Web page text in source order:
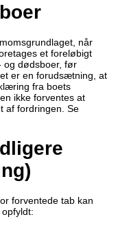
når
et foreløbigt
og dødsboer, før
er en forudsætning, at
fra boets
ikke forventes at
af fordringen. Se
forventede tab kan